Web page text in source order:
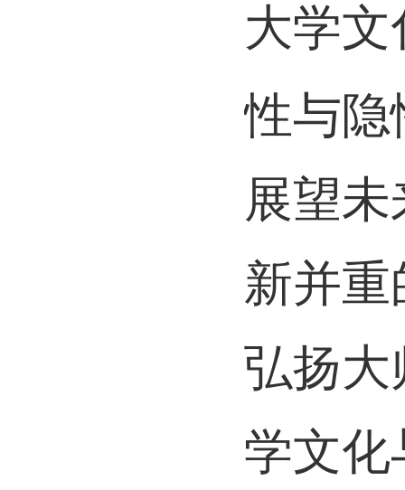
大学
性与隐
展望
新并
弘扬大
学文化